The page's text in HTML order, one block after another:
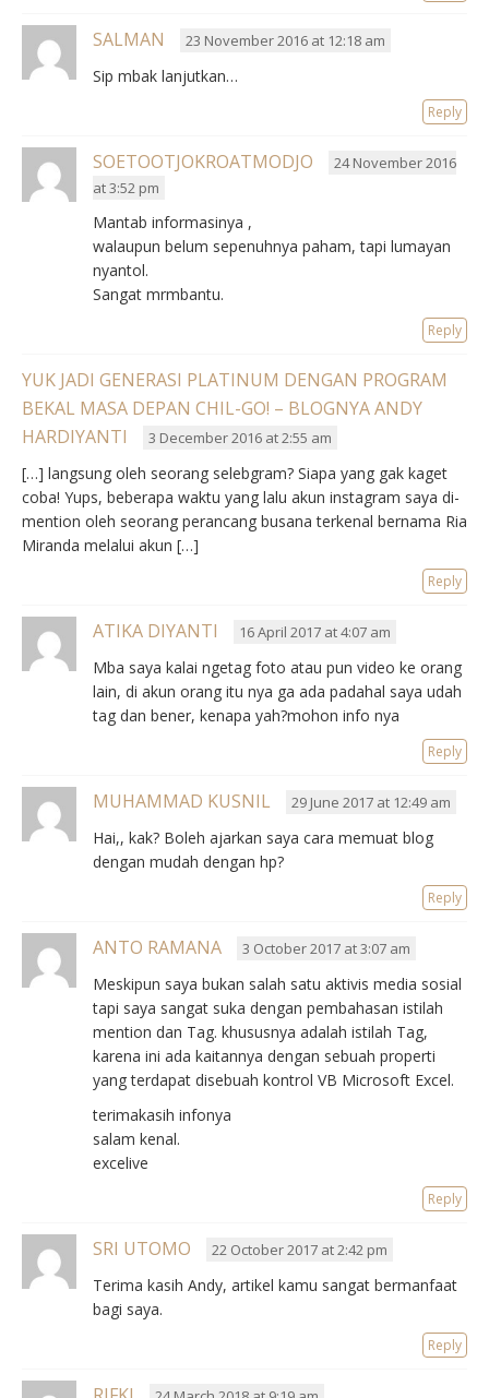
SALMAN 23 November 2016 at 12:18 am
Sip mbak lanjutkan…
Reply
SOETOOTJOKROATMODJO
24 November 2016
at 3:52 pm
Mantab informasinya ,
walaupun belum sepenuhnya paham, tapi lumayan
nyantol.
Sangat mrmbantu.
Reply
YUK JADI GENERASI PLATINUM DENGAN PROGRAM
BEKAL MASA DEPAN CHIL-GO! – BLOGNYA ANDY
HARDIYANTI
3 December 2016 at 2:55 am
[…] langsung oleh seorang selebgram? Siapa yang gak kaget
coba! Yups, beberapa waktu yang lalu akun instagram saya di-
mention oleh seorang perancang busana terkenal bernama Ria
Miranda melalui akun […]
Reply
ATIKA DIYANTI 16 April 2017 at 4:07 am
Mba saya kalai ngetag foto atau pun video ke orang
lain, di akun orang itu nya ga ada padahal saya udah
tag dan bener, kenapa yah?mohon info nya
Reply
MUHAMMAD KUSNIL 29 June 2017 at 12:49 am
Hai,, kak? Boleh ajarkan saya cara memuat blog
dengan mudah dengan hp?
Reply
ANTO RAMANA 3 October 2017 at 3:07 am
Meskipun saya bukan salah satu aktivis media sosial
tapi saya sangat suka dengan pembahasan istilah
mention dan Tag. khususnya adalah istilah Tag,
karena ini ada kaitannya dengan sebuah properti
yang terdapat disebuah kontrol VB Microsoft Excel.
terimakasih infonya
salam kenal.
excelive
Reply
SRI UTOMO 22 October 2017 at 2:42 pm
Terima kasih Andy, artikel kamu sangat bermanfaat
bagi saya.
Reply